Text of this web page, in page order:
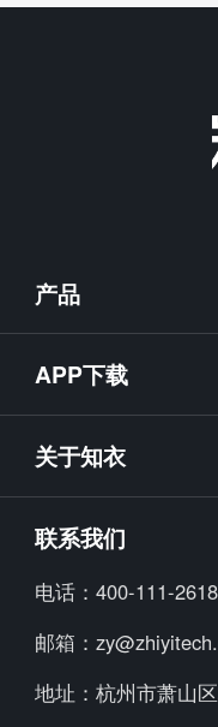
产品
知款
知小布
知小衣
海外探款
美念
炼丹炉
APP下载
海外探款APP
关于知衣
加入我们
行业资讯
公司动态
联系我们
电话： 400-111-2618
邮箱：
地址： 杭州市萧山